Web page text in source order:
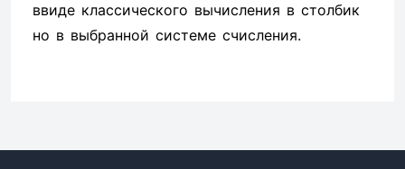
ввиде классического вычисления в столбик
но в выбранной системе счисления.